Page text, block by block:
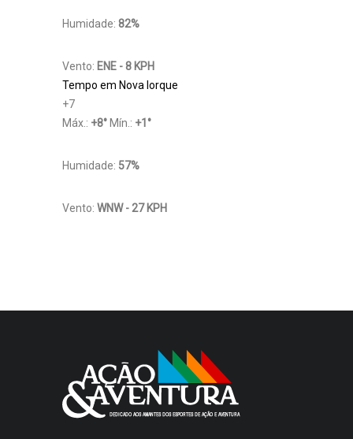
Humidade: 82%
Vento: ENE - 8 KPH
Tempo em Nova Iorque
+7
Máx.: +8° Mín.: +1 °
Humidade: 57%
Vento: WNW - 27 KPH